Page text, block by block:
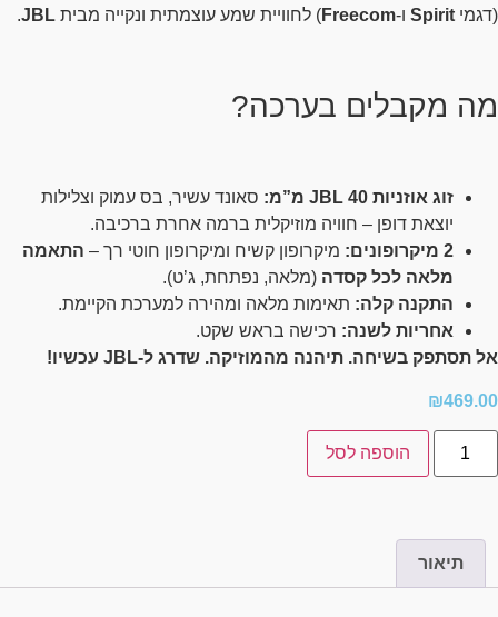
(דגמי Spirit ו-Freecom) לחוויית שמע עוצמתית ונקייה מבית JBL
.
מה מקבלים בערכה?
זוג אוזניות JBL 40 מ”מ:
סאונד עשיר, בס עמוק וצלילות
יוצאת דופן – חוויה מוזיקלית ברמה אחרת ברכיבה.
2 מיקרופונים:
מיקרופון קשיח ומיקרופון חוטי רך – התאמה
מלאה לכל קסדה (מלאה, נפתחת, ג’ט).
התקנה קלה: תאימות מלאה ומהירה למערכת הקיימת.
אחריות לשנה: רכישה בראש שקט.
אל תסתפק בשיחה. תיהנה מהמוזיקה. שדרג ל-JBL עכשיו!
₪469.00
הוספה לסל
תיאור